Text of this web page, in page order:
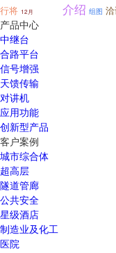
行将 12月 介绍 组图
产品中心
中继台
合路平台
信号增强
天馈传输
对讲机
应用功能
创新型产品
客户案例
城市综合体
超高层
隧道管廊
公共安全
星级酒店
制造业及化工
医院